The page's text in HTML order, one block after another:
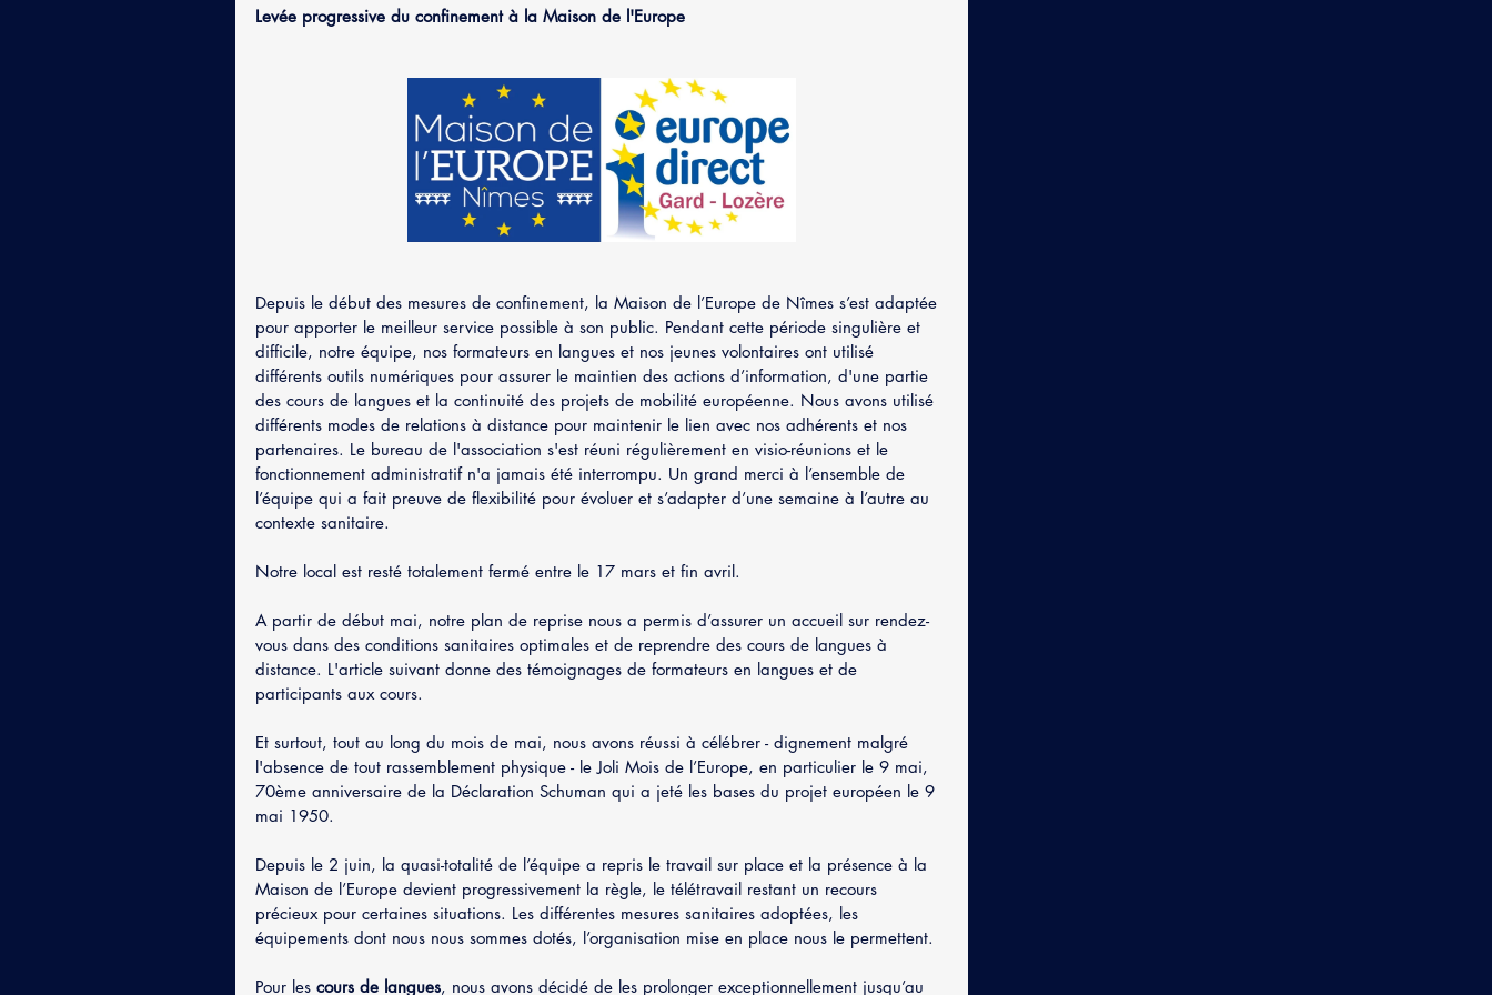
Levée progressive du confinement à la Maison de l'Europe
Depuis le début des mesures de confinement, la Maison de l’Europe de Nîmes s’est adaptée
pour apporter le meilleur service possible à son public. Pendant cette période singulière et
difficile, notre équipe, nos formateurs en langues et nos jeunes volontaires ont utilisé
différents outils numériques pour assurer le maintien des actions d’information, d'une partie
des cours de langues et la continuité des projets de mobilité européenne. Nous avons utilisé
différents modes de relations à distance pour maintenir le lien avec nos adhérents et nos
partenaires. Le bureau de l'association s'est réuni régulièrement en visio-réunions et le
fonctionnement administratif n'a jamais été interrompu. Un grand merci à l’ensemble de
l’équipe qui a fait preuve de flexibilité pour évoluer et s’adapter d’une semaine à l’autre au
contexte sanitaire.
Notre local est resté totalement fermé entre le 17 mars et fin avril.
A partir de début mai, notre plan de reprise nous a permis d’assurer un accueil sur rendez-
vous dans des conditions sanitaires optimales et de reprendre des cours de langues à
distance. L'article suivant donne des témoignages de formateurs en langues et de
participants aux cours.
Et surtout, tout au long du mois de mai, nous avons réussi à célébrer - dignement malgré
l'absence de tout rassemblement physique - le Joli Mois de l’Europe, en particulier le 9 mai,
70ème anniversaire de la Déclaration Schuman qui a jeté les bases du projet européen le 9
mai 1950.
Depuis le 2 juin, la quasi-totalité de l’équipe a repris le travail sur place et la présence à la
Maison de l’Europe devient progressivement la règle, le télétravail restant un recours
précieux pour certaines situations. Les différentes mesures sanitaires adoptées, les
équipements dont nous nous sommes dotés, l’organisation mise en place nous le permettent.
Pour les cours de langues, nous avons décidé de les prolonger exceptionnellement jusqu’au